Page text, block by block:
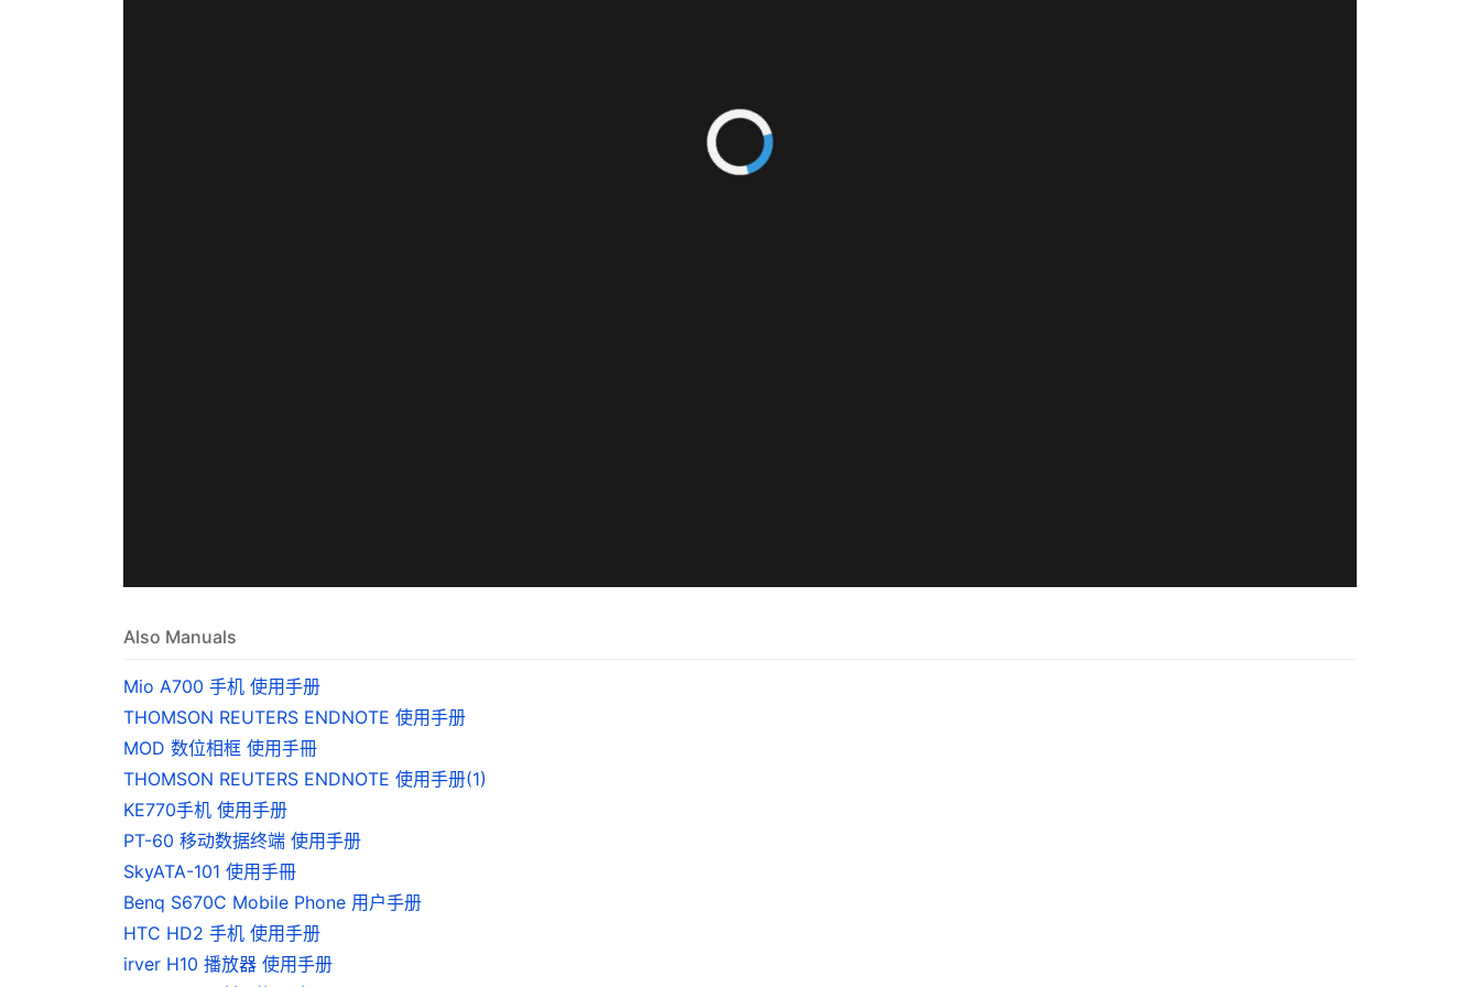
Also Manuals
Mio A700 手机 使用手册
THOMSON REUTERS ENDNOTE 使用手册
MOD 数位相框 使用手冊
THOMSON REUTERS ENDNOTE 使用手册(1)
KE770手机 使用手册
PT-60 移动数据终端 使用手册
SkyATA-101 使用手冊
Benq S670C Mobile Phone 用户手册
HTC HD2 手机 使用手册
irver H10 播放器 使用手册